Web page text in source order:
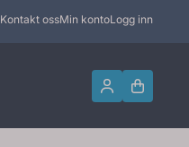
Kontakt ossMin kontoLogg inn